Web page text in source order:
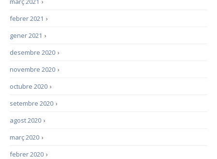
›
febrer 2021
›
gener 2021
›
desembre 2020
›
novembre 2020
›
octubre 2020
›
setembre 2020
›
agost 2020
›
març 2020
›
febrer 2020